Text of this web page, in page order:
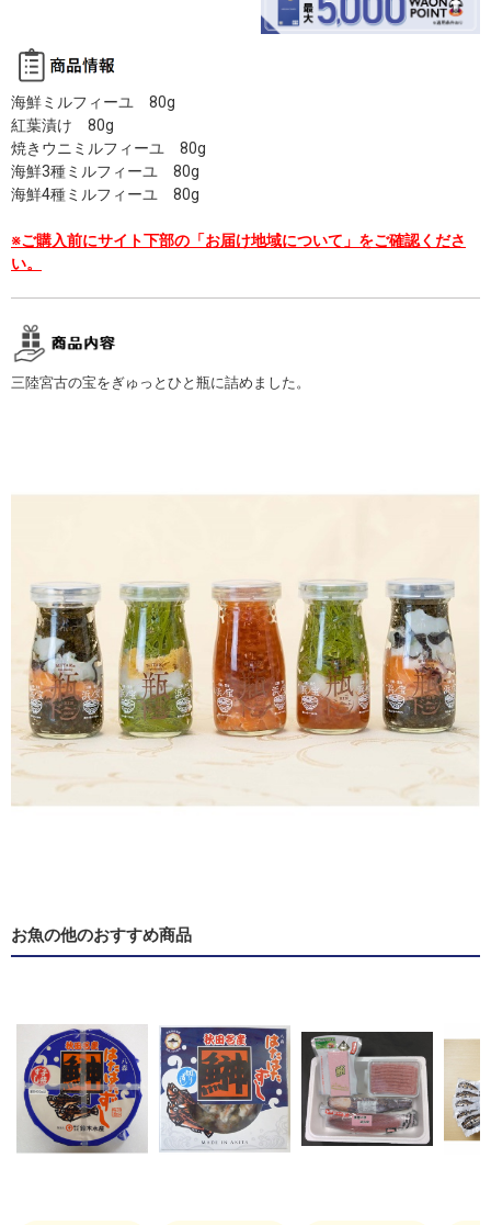
海鮮ミルフィーユ 80g
紅葉漬け 80g
焼きウニミルフィーユ 80g
海鮮3種ミルフィーユ 80g
海鮮4種ミルフィーユ 80g
※ご購入前にサイト下部の「お届け地域について」をご確認くださ
い。
三陸宮古の宝をぎゅっとひと瓶に詰めました。
お魚の他のおすすめ商品